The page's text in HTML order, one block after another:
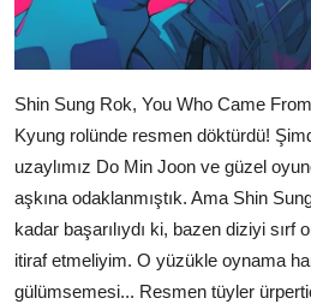
Shin Sung Rok, You Who Came
Kyung rolünde resmen döktürdü!
uzaylımız Do Min Joon ve güzel
aşkına odaklanmıştık. Ama Shin
kadar başarılıydı ki, bazen diziyi sırf
itiraf etmeliyim. O yüzükle oynama
gülümsemesi... Resmen tüyler